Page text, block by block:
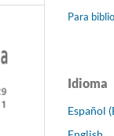
Para
Idioma
Español